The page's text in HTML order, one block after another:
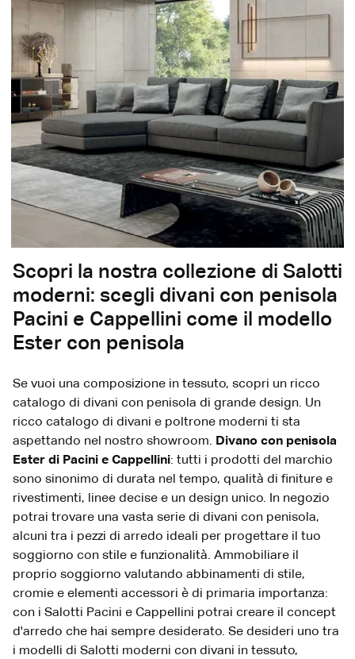
Scopri la nostra collezione di Salotti
moderni: scegli divani con penisola
Pacini e Cappellini come il modello
Ester con penisola
Se vuoi una composizione in tessuto, scopri un ricco
catalogo di divani con penisola di grande design. Un
ricco catalogo di divani e poltrone moderni ti sta
aspettando nel nostro showroom. Divano con penisola
Ester di Pacini e Cappellini: tutti i prodotti del marchio
sono sinonimo di durata nel tempo, qualità di finiture e
rivestimenti, linee decise e un design unico. In negozio
potrai trovare una vasta serie di divani con penisola,
alcuni tra i pezzi di arredo ideali per progettare il tuo
soggiorno con stile e funzionalità. Ammobiliare il
proprio soggiorno valutando abbinamenti di stile,
cromie e elementi accessori è di primaria importanza:
con i Salotti Pacini e Cappellini potrai creare il concept
d'arredo che hai sempre desiderato. Se desideri uno tra
i modelli di Salotti moderni con divani in tessuto,